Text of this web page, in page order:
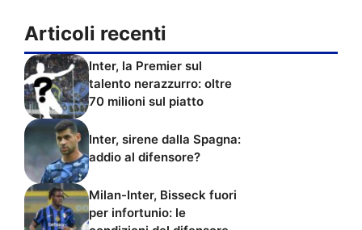
Articoli recenti
Inter, la Premier sul
talento nerazzurro: oltre
70 milioni sul piatto
Inter, sirene dalla Spagna:
addio al difensore?
Milan-Inter, Bisseck fuori
per infortunio: le